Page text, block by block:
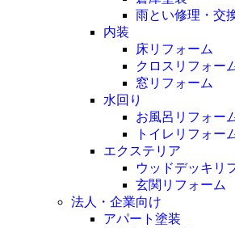
雨とい修理・交
内装
床リフォーム
クロスリフォー
窓リフォーム
水回り
お風呂リフォー
トイレリフォー
エクステリア
ウッドデッキリ
玄関リフォーム
法人・企業向け
アパート塗装